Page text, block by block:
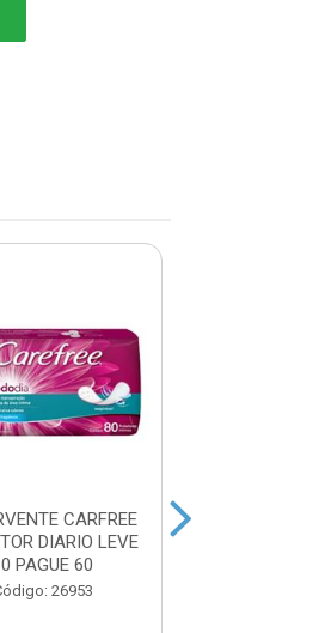
CARFREE
DIARIO LEVE
PAGUE 60
26953